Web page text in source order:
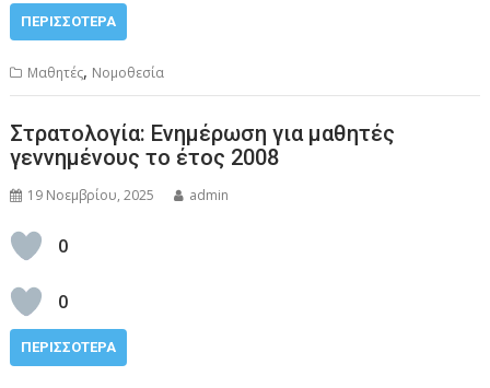
ΠΕΡΙΣΣΌΤΕΡΑ
Μαθητές, Νομοθεσία
Στρατολογία: Ενημέρωση για μαθητές
γεννημένους το έτος 2008
19 Νοεμβρίου, 2025 admin
0
0
ΠΕΡΙΣΣΌΤΕΡΑ